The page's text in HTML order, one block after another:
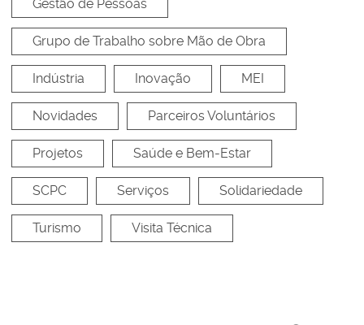
Gestão de Pessoas
Grupo de Trabalho sobre Mão de Obra
Indústria Inovação MEI
Novidades Parceiros Voluntários
Projetos Saúde e Bem-Estar
SCPC Serviços Solidariedade
Turismo Visita Técnica